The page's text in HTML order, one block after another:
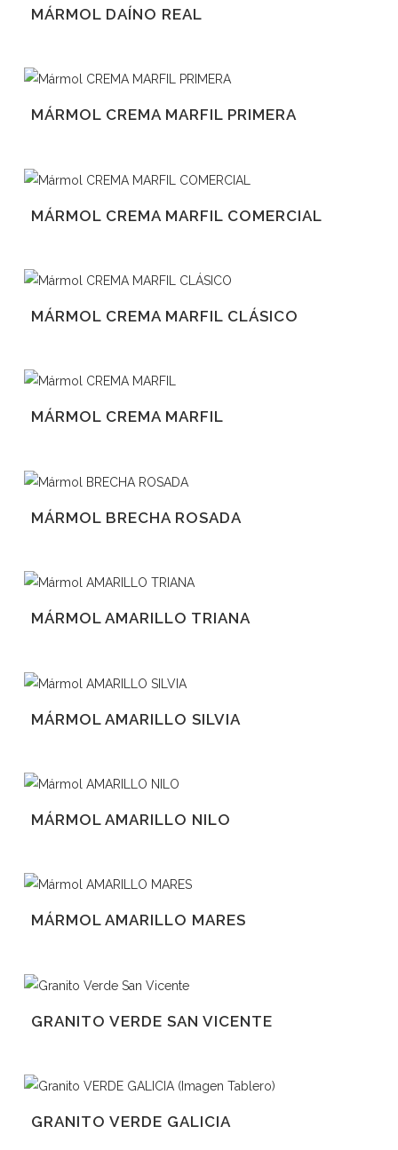
MÁRMOL DAÍNO REAL
MÁRMOL CREMA MARFIL PRIMERA
MÁRMOL CREMA MARFIL COMERCIAL
MÁRMOL CREMA MARFIL CLÁSICO
MÁRMOL CREMA MARFIL
MÁRMOL BRECHA ROSADA
MÁRMOL AMARILLO TRIANA
MÁRMOL AMARILLO SILVIA
MÁRMOL AMARILLO NILO
MÁRMOL AMARILLO MARES
GRANITO VERDE SAN VICENTE
GRANITO VERDE GALICIA